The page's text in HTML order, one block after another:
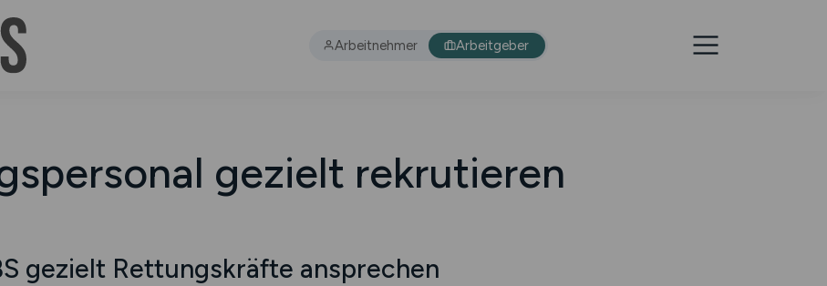
Arbeitnehmer Arbeitgeber
gezielt rekrutieren
gezielt Rettungskräfte ansprechen